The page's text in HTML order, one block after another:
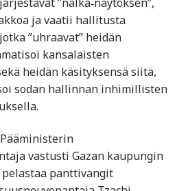
ja vaatii hallitusta
”uhraavat” heidän
kansalaisten
heidän käsityksensä siitä,
sodan hallinnan inhimillisten
vastusti Gazan kaupungin
panttivangit